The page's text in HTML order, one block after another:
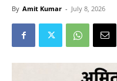
By Amit Kumar - July 8, 2026